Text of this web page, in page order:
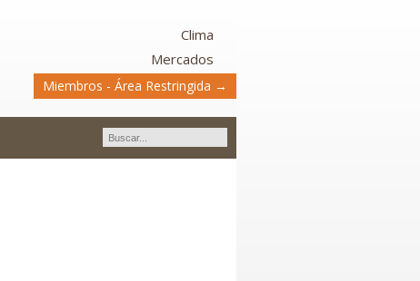
Clima
Mercados
Miembros - Área Restringida →